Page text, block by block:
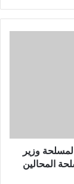
وزير
المحالين